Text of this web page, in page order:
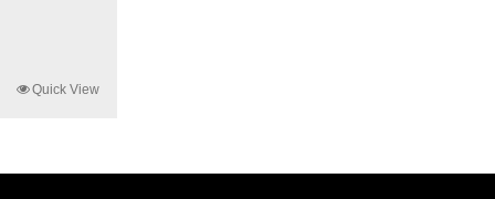
Quick View